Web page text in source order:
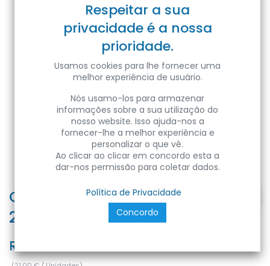
CLARA-15 15W WHITE 4200K 100-
265V L.DOWNLIGHT
Ref:
Respeitar a sua
privacidade é a nossa
prioridade.
Usamos cookies para lhe fornecer uma
melhor experiência de usuário.
Nós usamo-los para armazenar
informações sobre a sua utilização do
nosso website. Isso ajuda-nos a
fornecer-lhe a melhor experiência e
personalizar o que vê.
Ao clicar ao clicar em concordo esta a
dar-nos permissão para coletar dados.
Política de Privacidade
Concordo